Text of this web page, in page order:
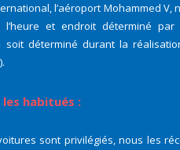
l’aéroport Mohammed V,
et endroit déterminé par
déterminé durant la
habitués :
sont privilégiés, nous les